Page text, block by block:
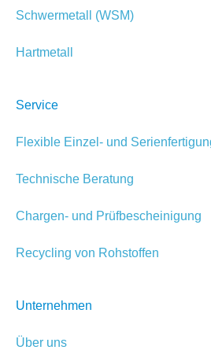
Schwermetall (WSM)
Hartmetall
Service
Flexible Einzel- und
Technische Beratung
Chargen- und Prüfbescheinigung
Recycling von Rohstoffen
Unternehmen
Über uns